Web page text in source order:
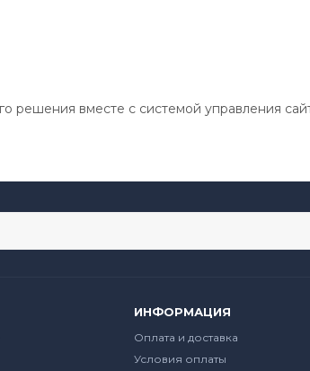
решения вместе с системой управления
ИНФОРМАЦИЯ
Оплата и доставка
Условия оплаты